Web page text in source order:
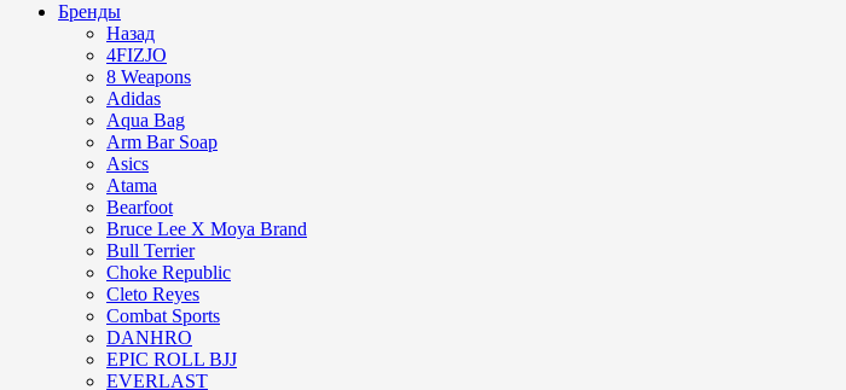
Бренды
Назад
4FIZJO
8 Weapons
Adidas
Aqua Bag
Arm Bar Soap
Asics
Atama
Bearfoot
Bruce Lee X Moya Brand
Bull Terrier
Choke Republic
Cleto Reyes
Combat Sports
DANHRO
EPIC ROLL BJJ
EVERLAST